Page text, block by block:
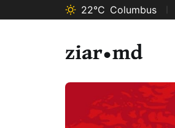
22°C Columbus